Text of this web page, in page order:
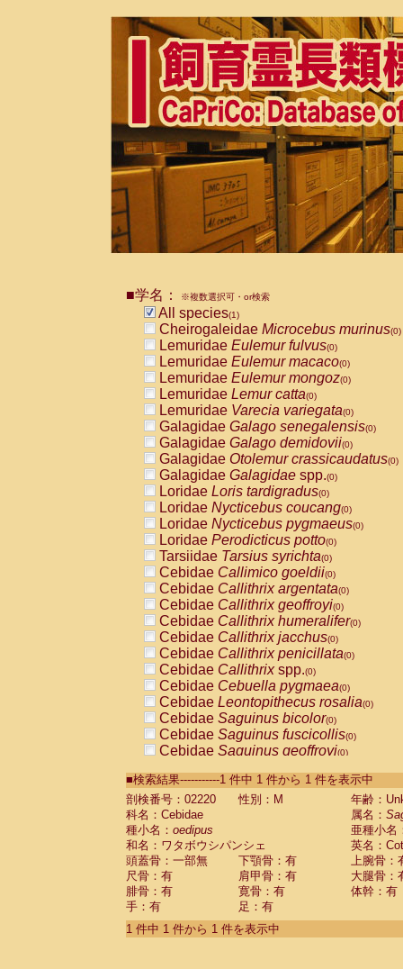
■学名： ※複数選択可・or検索
All species(1)
Cheirogaleidae Microcebus murinus(0)
Lemuridae Eulemur fulvus(0)
Lemuridae Eulemur macaco(0)
Lemuridae Eulemur mongoz(0)
Lemuridae Lemur catta(0)
Lemuridae Varecia variegata(0)
Galagidae Galago senegalensis(0)
Galagidae Galago demidovii(0)
Galagidae Otolemur crassicaudatus(0)
Galagidae Galagidae spp.(0)
Loridae Loris tardigradus(0)
Loridae Nycticebus coucang(0)
Loridae Nycticebus pygmaeus(0)
Loridae Perodicticus potto(0)
Tarsiidae Tarsius syrichta(0)
Cebidae Callimico goeldii(0)
Cebidae Callithrix argentata(0)
Cebidae Callithrix geoffroyi(0)
Cebidae Callithrix humeralifer(0)
Cebidae Callithrix jacchus(0)
Cebidae Callithrix penicillata(0)
Cebidae Callithrixspp.(0)
Cebidae Cebuella pygmaea(0)
Cebidae Leontopithecus rosalia(0)
Cebidae Saguinus bicolor(0)
Cebidae Saguinus fuscicollis(0)
Cebidae Saguinus geoffroyi(0)
CebidaeSaguinus labiatus(0)
Cebidae Saguinus leucopus (0)
Cebidae
Cebidae
CebidaeSaguinus nigricollis (0)
Cebidae Saguinus oedipus
Cebidae Saguinus weddelli
Cebidae Saguinusspp.
Cebidae Aotus trivirgatus
Cebidae Cebus albifrons
■検索結果-----------1 件中 1 件から 1 件を表示中
剖検番号：02220
性別：M
年齢：
科名：Cebidae
属名：
種小名： oedipus
亜種小名
和名：ワタボウシパンシェ
英名：
頭蓋骨：一部無
下顎骨：有
上腕骨：
尺骨：有
肩甲骨：有
大腿骨：
腓骨：有
寛骨：有
体幹：有
手：有
足：有
1 件中 1 件から 1 件を表示中